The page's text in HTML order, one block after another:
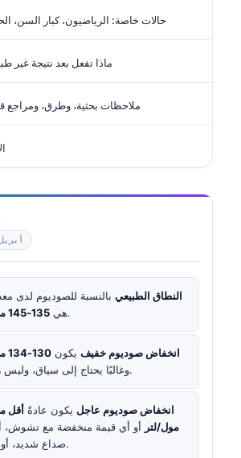
حالات خاصة: الرياضيون، كبار السن،
ماذا تفعل بعد نتيجة غير
ملاحظات بحثية، وطرق، ومراجع
7 أبريل
النطاق الطبيعي بالنسبة للصوديوم لدى
هي 135-145 ملي مول/لتر .
انخفاض صوديوم خفيف يكون 130-134 ملي مول/لتر
وغالبًا يحتاج إلى سياق، وليس زيارة طارئة.
انخفاض صوديوم عاجل يكون عادةً
مول/لتر
أو أي قيمة منخفضة مع تشوش،
صداع شديد، أو قيء متكرر.